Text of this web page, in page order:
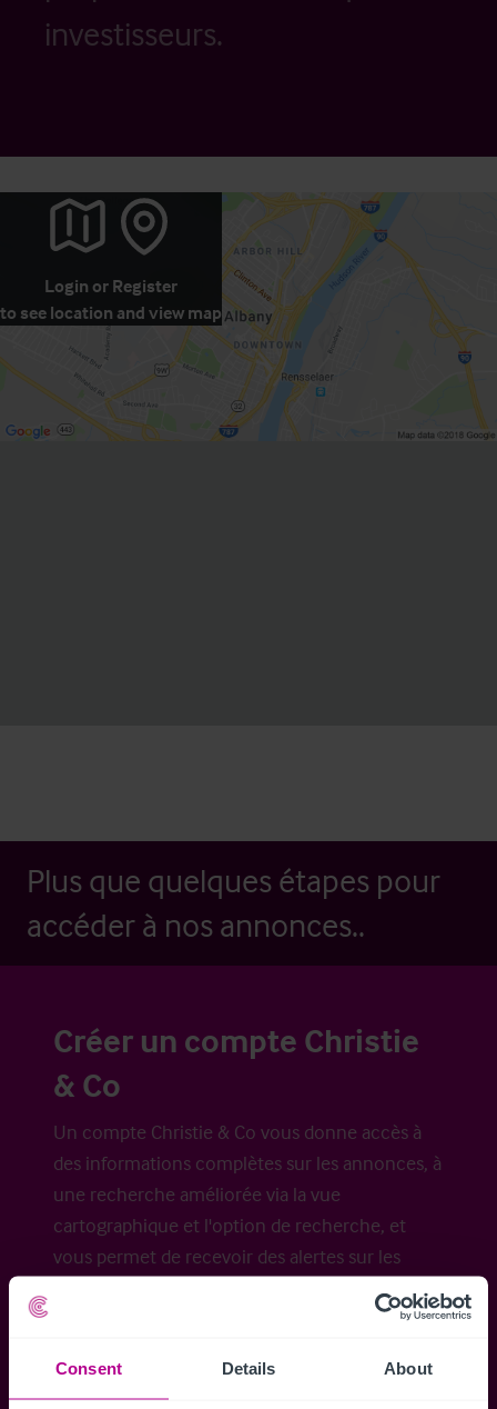
Consent Details About
investisseurs.
Login or Register
to see location and view map
Plus que quelques étapes pour
accéder à nos annonces..
Créer un compte Christie
& Co
Un compte Christie & Co vous donne accès à
des informations complètes sur les annonces, à
une recherche améliorée via la vue
cartographique et l'option de recherche, et
vous permet de recevoir des alertes sur les